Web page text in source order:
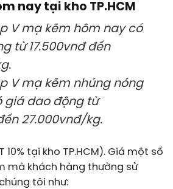
nay tại kho TP.HCM
V mạ kẽm hôm nay có
từ 17.500vnđ đến
V mạ kẽm nhúng nóng
giá dao động từ
27.000vnđ/kg.
10% tại kho TP.HCM). Giá một số
mà khách hàng thường sử
tôi như: